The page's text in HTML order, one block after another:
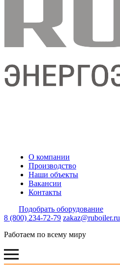
О компании
Производство
Наши объекты
Вакансии
Контакты
Подобрать оборудование
8 (800) 234-72-79 zakaz@ruboiler.ru
Работаем по всему миру